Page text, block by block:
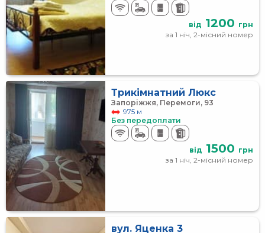
від 1200 грн
за 1 ніч, 2-місний номер
Трикімнатний Люкс
Запоріжжя, Перемоги, 93
975 м
Без передоплати
від 1500 грн
за 1 ніч, 2-місний номер
вул. Яценка 3